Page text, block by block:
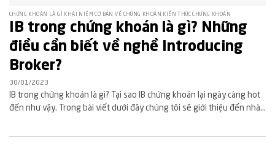
CHỨNG KHOÁN LÀ GÌ KHÁI NIỆM CƠ BẢN VỀ CHỨNG KHOÁN KIẾN THỨC CHỨNG KHOÁN
IB trong chứng khoán là gì? Những
điều cần biết về nghề Introducing
Broker?
30/01/2023
IB trong chứng khoán là gì? Tại sao IB chứng khoán lại ngày càng hot
đến như vậy. Trong bài viết dưới đây chúng tôi sẽ giới thiệu đến nhà...